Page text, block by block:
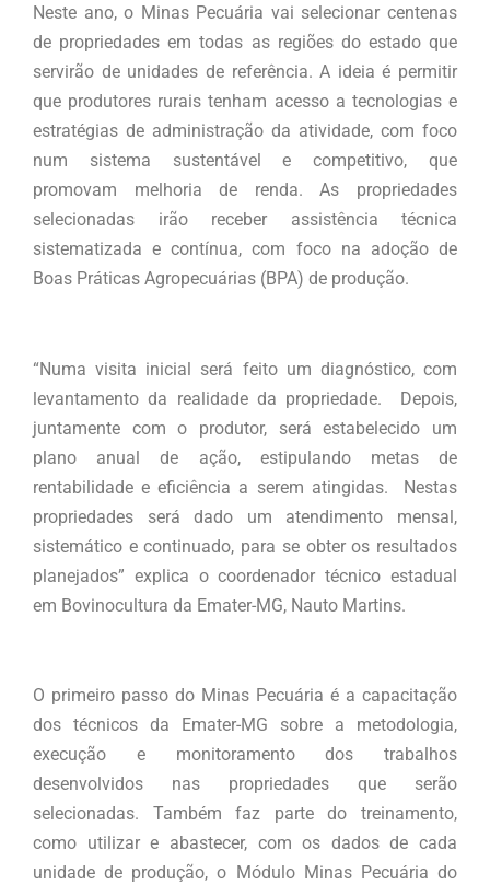
Neste ano, o Minas Pecuária vai selecionar centenas
de propriedades em todas as regiões do estado que
servirão de unidades de referência. A ideia é permitir
que produtores rurais tenham acesso a tecnologias e
estratégias de administração da atividade, com foco
num sistema sustentável e competitivo, que
promovam melhoria de renda. As propriedades
selecionadas irão receber assistência técnica
sistematizada e contínua, com foco na adoção de
Boas Práticas Agropecuárias (BPA) de produção.
“Numa visita inicial será feito um diagnóstico, com
levantamento da realidade da propriedade. Depois,
juntamente com o produtor, será estabelecido um
plano anual de ação, estipulando metas de
rentabilidade e eficiência a serem atingidas. Nestas
propriedades será dado um atendimento mensal,
sistemático e continuado, para se obter os resultados
planejados” explica o coordenador técnico estadual
em Bovinocultura da Emater-MG, Nauto Martins.
O primeiro passo do Minas Pecuária é a capacitação
dos técnicos da Emater-MG sobre a metodologia,
execução e monitoramento dos trabalhos
desenvolvidos nas propriedades que serão
selecionadas. Também faz parte do treinamento,
como utilizar e abastecer, com os dados de cada
unidade de produção, o Módulo Minas Pecuária do